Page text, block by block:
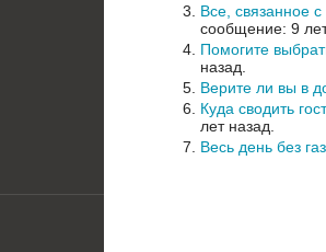
Все, связанное
сообщение: 9
Помогите
назад.
Верите ли вы в
Куда сводить
лет назад.
Весь день без